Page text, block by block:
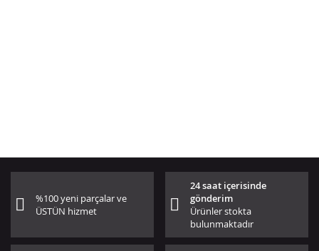
%100 yeni parçalar ve
ÜSTÜN hizmet
24 saat içerisinde
gönderim
Ürünler stokta
bulunmaktadır